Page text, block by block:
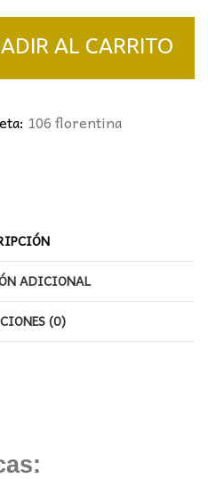
AL CARRITO
106 florentina
ADICIONAL
(0)